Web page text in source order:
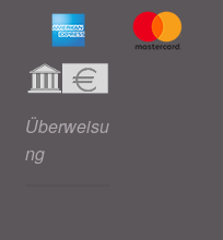
Überweisu
ng